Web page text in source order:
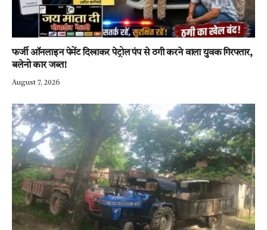
फर्जी ऑनलाइन पेमेंट दिखाकर पेट्रोल पंप से ठगी करने वाला युवक गिरफ्तार,
बलेनो कार जब्त!
August 7, 2026